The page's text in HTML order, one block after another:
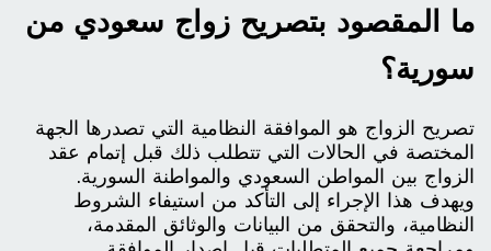
ما المقصود بتصريح زواج سعودي من
سورية؟
تصريح الزواج هو الموافقة النظامية التي تصدرها الجهة
المختصة في الحالات التي تتطلب ذلك قبل إتمام عقد
الزواج بين المواطن السعودي والمواطنة السورية.
ويهدف هذا الإجراء إلى التأكد من استيفاء الشروط
النظامية، والتحقق من البيانات والوثائق المقدمة،